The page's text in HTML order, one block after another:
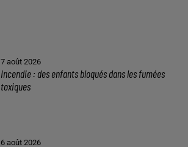
7 août 2026
Incendie : des enfants bloqués dans les fumées
toxiques
6 août 2026